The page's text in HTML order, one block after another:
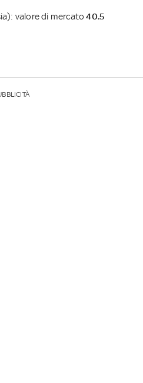
valore di mercato40.5